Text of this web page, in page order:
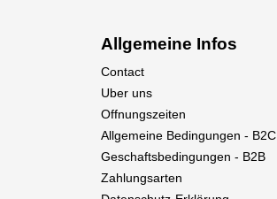
Allgemeine Infos
Contact
Uber uns
Offnungszeiten
Allgemeine Bedingungen - B2C
Geschaftsbedingungen - B2B
Zahlungsarten